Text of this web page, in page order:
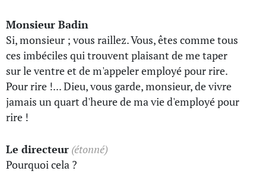
Monsieur Badin
Si, monsieur ; vous raillez. Vous, êtes comme tous
ces imbéciles qui trouvent plaisant de me taper
sur le ventre et de m'appeler employé pour rire.
Pour rire !... Dieu, vous garde, monsieur, de vivre
jamais un quart d'heure de ma vie d'employé pour
rire !
Le directeur (étonné)
Pourquoi cela ?